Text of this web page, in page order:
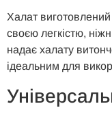
Халат
своєю легкістю,
надає халату
ідеальним для